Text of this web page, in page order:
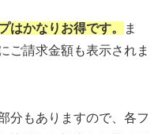
はかなりお得です。
ま
ご請求金額も表示されま
分もありますので、各フ